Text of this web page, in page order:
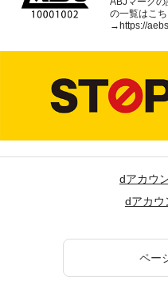
の一覧はこち
→ https://
dアカウ
dアカウ
ペー